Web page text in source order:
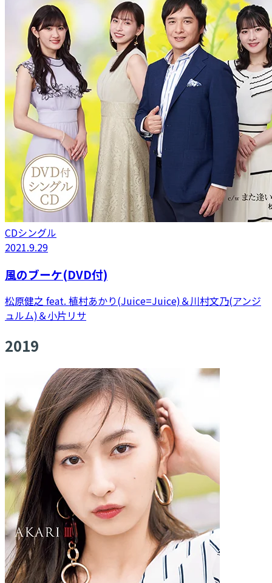
CDシングル
2021.9.29
風のブーケ(DVD付)
松原健之 feat. 植村あかり(Juice=Juice)＆川村文乃(アンジ
ュルム)＆小片リサ
2019